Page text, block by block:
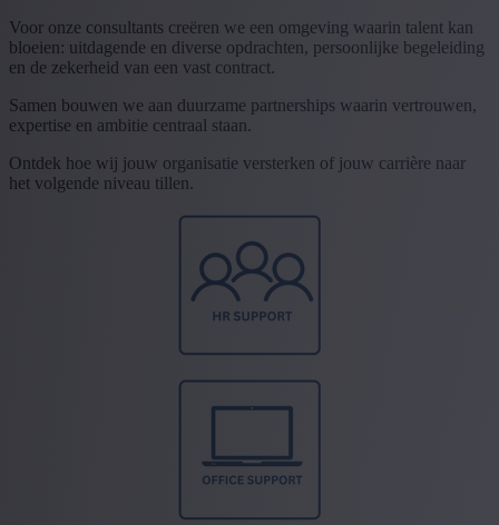
Voor onze consultants creëren we een omgeving waarin talent kan
bloeien: uitdagende en diverse opdrachten, persoonlijke begeleiding
en de zekerheid van een vast contract.
Samen bouwen we aan duurzame partnerships waarin vertrouwen,
expertise en ambitie centraal staan.
Ontdek hoe wij jouw organisatie versterken of jouw carrière naar
het volgende niveau tillen.